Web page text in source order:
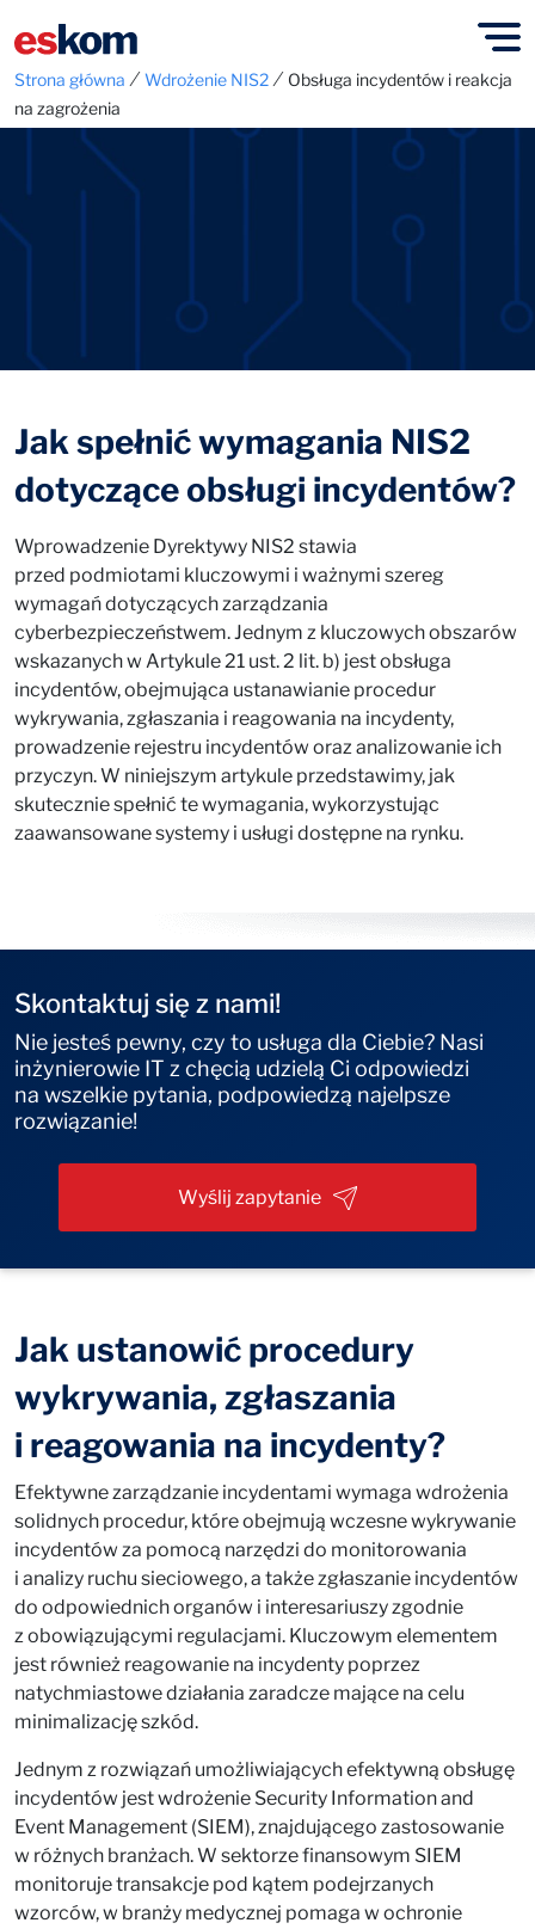
Strona główna ⁄Wdrożenie NIS2⁄ Obsługa incydentów i reakcja
na zagrożenia
Jak spełnić wymagania NIS2
dotyczące obsługi incydentów?
Wprowadzenie Dyrektywy NIS2 stawia
przed podmiotami kluczowymi i ważnymi szereg
wymagań dotyczących zarządzania
cyberbezpieczeństwem. Jednym z kluczowych obszarów
wskazanych w Artykule 21 ust. 2 lit. b) jest obsługa
incydentów, obejmująca ustanawianie procedur
wykrywania, zgłaszania i reagowania na incydenty,
prowadzenie rejestru incydentów oraz analizowanie ich
przyczyn. W niniejszym artykule przedstawimy, jak
skutecznie spełnić te wymagania, wykorzystując
zaawansowane systemy i usługi dostępne na rynku.
Skontaktuj się z nami!
Nie jesteś pewny, czy to usługa dla Ciebie? Nasi
inżynierowie IT z chęcią udzielą Ci odpowiedzi
na wszelkie pytania, podpowiedzą najelpsze
rozwiązanie!
Wyślij zapytanie
Jak ustanowić procedury
wykrywania, zgłaszania
i reagowania na incydenty?
Efektywne zarządzanie incydentami wymaga wdrożenia
solidnych procedur, które obejmują wczesne wykrywanie
incydentów za pomocą narzędzi do monitorowania
i analizy ruchu sieciowego, a także zgłaszanie incydentów
do odpowiednich organów i interesariuszy zgodnie
z obowiązującymi regulacjami. Kluczowym elementem
jest również reagowanie na incydenty poprzez
natychmiastowe działania zaradcze mające na celu
minimalizację szkód.
Jednym z rozwiązań umożliwiających efektywną obsługę
incydentów jest wdrożenie Security Information and
Event Management (SIEM), znajdującego zastosowanie
w różnych branżach. W sektorze finansowym SIEM
monitoruje transakcje pod kątem podejrzanych
wzorców, w branży medycznej pomaga w ochronie